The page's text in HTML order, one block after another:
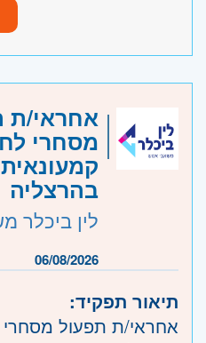
• שירותיות ויחסי אנוש
• יכולת עבודה בצוות
• סדר, ארגון ודיוק
• ניסיון בעבודה מול
יתרון
קוד משרה:673820
אזור: מרכז
- תל אביב,
וגבעתיים, בקעת אונו
ובת-ים, מודיעין, שוהם
- רעננה, כפר סבא
העין, הרצליה ורמת השרון
אחראי/ת
מסחרי
קמעונאית
בהרצליה
לין ביכלר
06/08/2026
תיאור תפקיד:
אחראי/ת תפעול